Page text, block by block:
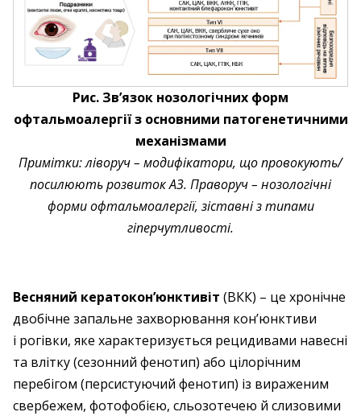
Рис. Зв’язок нозологічних форм
офтальмоалергії з основними патогенетичними
механізмами
Примітки: ліворуч – модифікатори, що провокують/
посилюють розвиток АЗ. Праворуч – нозологічні
форми офтальмоалергії, зіставні з типами
гіперчутливості.
Весняний кератокон’юнктивіт (ВКК) – це хронічне
двобічне запальне захворювання кон’юнктиви
і рогівки, яке характеризується рецидивами навесні
та влітку (сезонний фенотип) або цілорічним
перебігом (персистуючий фенотип) із вираженим
свербежем, фотофобією, сльозотечею й слизовими